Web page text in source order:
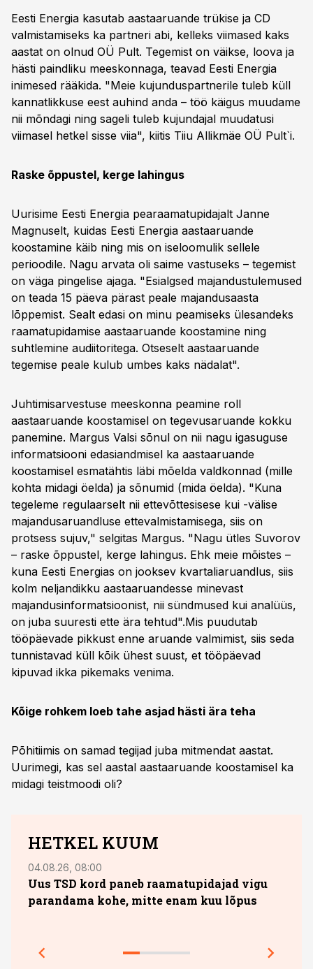
Eesti Energia kasutab aastaaruande trükise ja CD
valmistamiseks ka partneri abi, kelleks viimased kaks
aastat on olnud OÜ Pult. Tegemist on väikse, loova ja
hästi paindliku meeskonnaga, teavad Eesti Energia
inimesed rääkida. "Meie kujunduspartnerile tuleb küll
kannatlikkuse eest auhind anda – töö käigus muudame
nii mõndagi ning sageli tuleb kujundajal muudatusi
viimasel hetkel sisse viia", kiitis Tiiu Allikmäe OÜ Pult`i.
Raske õppustel, kerge lahingus
Uurisime Eesti Energia pearaamatupidajalt Janne
Magnuselt, kuidas Eesti Energia aastaaruande
koostamine käib ning mis on iseloomulik sellele
perioodile. Nagu arvata oli saime vastuseks – tegemist
on väga pingelise ajaga. "Esialgsed majandustulemused
on teada 15 päeva pärast peale majandusaasta
lõppemist. Sealt edasi on minu peamiseks ülesandeks
raamatupidamise aastaaruande koostamine ning
suhtlemine audiitoritega. Otseselt aastaaruande
tegemise peale kulub umbes kaks nädalat".
Juhtimisarvestuse meeskonna peamine roll
aastaaruande koostamisel on tegevusaruande kokku
panemine. Margus Valsi sõnul on nii nagu igasuguse
informatsiooni edasiandmisel ka aastaaruande
koostamisel esmatähtis läbi mõelda valdkonnad (mille
kohta midagi öelda) ja sõnumid (mida öelda). "Kuna
tegeleme regulaarselt nii ettevõttesisese kui -välise
majandusaruandluse ettevalmistamisega, siis on
protsess sujuv," selgitas Margus. "Nagu ütles Suvorov
– raske õppustel, kerge lahingus. Ehk meie mõistes –
kuna Eesti Energias on jooksev kvartaliaruandlus, siis
kolm neljandikku aastaaruandesse minevast
majandusinformatsioonist, nii sündmused kui analüüs,
on juba suuresti ette ära tehtud".Mis puudutab
tööpäevade pikkust enne aruande valmimist, siis seda
tunnistavad küll kõik ühest suust, et tööpäevad
kipuvad ikka pikemaks venima.
Kõige rohkem loeb tahe asjad hästi ära teha
Põhitiimis on samad tegijad juba mitmendat aastat.
Uurimegi, kas sel aastal aastaaruande koostamisel ka
midagi teistmoodi oli?
HETKEL KUUM
04.08.26, 08:00
Uus TSD kord paneb raamatupidajad vigu
parandama kohe, mitte enam kuu lõpus